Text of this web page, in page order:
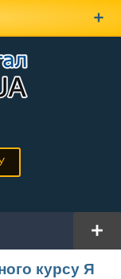
курсу Я